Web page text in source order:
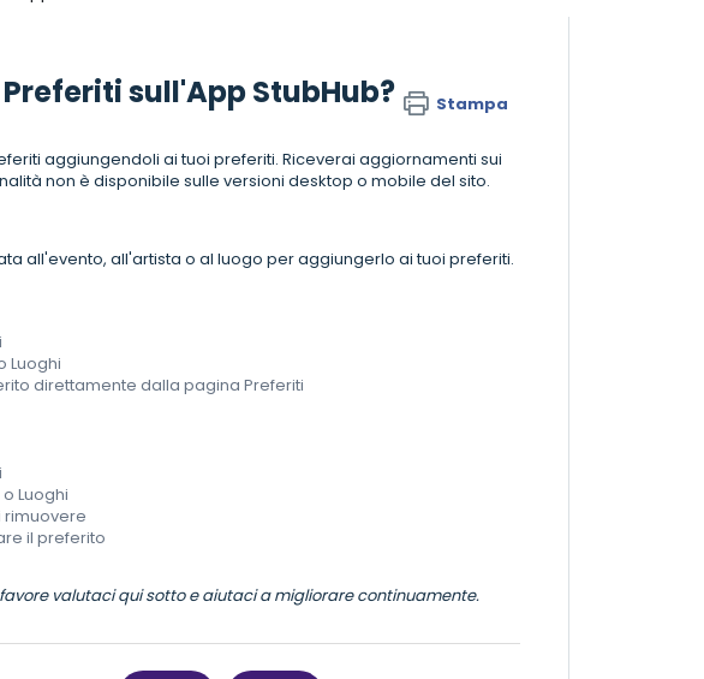
sull'App StubHub? Stampa
aggiungendoli ai tuoi preferiti. Riceverai aggiornamenti sui
non è disponibile sulle versioni desktop o mobile del sito.
all'evento, all'artista o al luogo per aggiungerlo ai tuoi preferiti.
Luoghi
direttamente dalla pagina Preferiti
Luoghi
rimuovere
il preferito
valutaci qui sotto e aiutaci a migliorare continuamente.